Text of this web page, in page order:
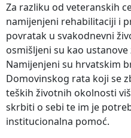
Za razliku od veteranskih
namijenjeni rehabilitaciji i
povratak u svakodnevni
osmišljeni su kao ustanove
Namijenjeni su hrvatskim
Domovinskog rata koji se
teških životnih okolnosti
skrbiti o sebi te im je
institucionalna pomoć.